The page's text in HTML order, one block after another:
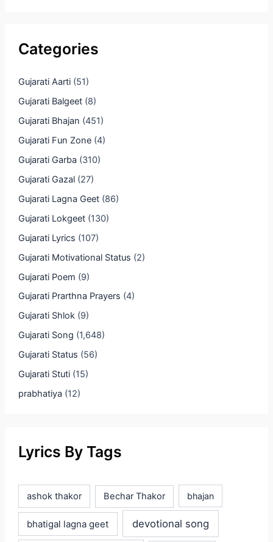
Categories
Gujarati Aarti(51)
Gujarati Balgeet(8)
Gujarati Bhajan (451)
Gujarati Fun Zone(4)
Gujarati Garba (310)
Gujarati Gazal(27)
Gujarati Lagna Geet(86)
Gujarati Lokgeet(130)
Gujarati Lyrics (107)
Gujarati Motivational Status (2)
Gujarati Poem (9)
Gujarati Prarthna Prayers (4)
Gujarati Shlok(9)
Gujarati Song (1,648)
Gujarati Status (56)
Gujarati Stuti(15)
prabhatiya (12)
Lyrics By Tags
ashok thakor Bechar Thakor bhajan
bhatigal lagna geet devotional song